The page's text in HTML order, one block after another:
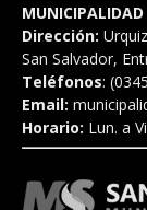
Dirección:
San Salvador,
Teléfonos:
Email:
Horario: Lun. a